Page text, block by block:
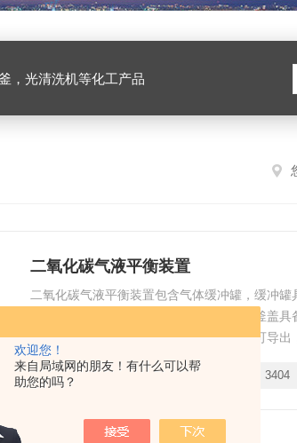
欢迎您！
来自局域网的朋友！有什么可以帮
助您的吗？
，光清洗机等化工产品
二氧化碳气液平衡装置
二氧化碳气液平衡装置包含气体缓冲罐，缓冲罐
能，整套反应装置采用触控系统，反应釜釜盖
釜内部温度，压力，搅拌在线记录，记录可导出
釜内部温度，加热炉温度，反应釜内部压力，搅
度，缓冲罐内部压力。
时间：2025-12-14 型号： 3404